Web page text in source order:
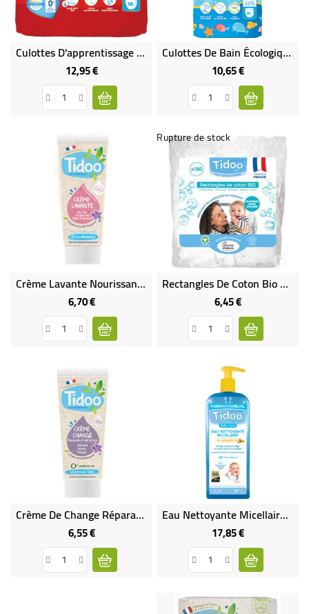
Culottes D'apprentissage Écologiques T5/L (12-18 Kg) X18
12,95 €Prix
Culottes De Bain Écologiques T5/L (12-18 Kg)
10,65 €Prix
Crème Lavante Nourissante À L'Huile De LIN Bio
6,70 €Prix
Rupture de stock
Rectangles De Coton Bio X180 Bio
6,45 €Prix
Crème De Change Réparatrice Sans Oxyde De Zinc
6,55 €Prix
Eau Nettoyante Micellaire Au Calendula Bio 1 L
17,85 €Prix